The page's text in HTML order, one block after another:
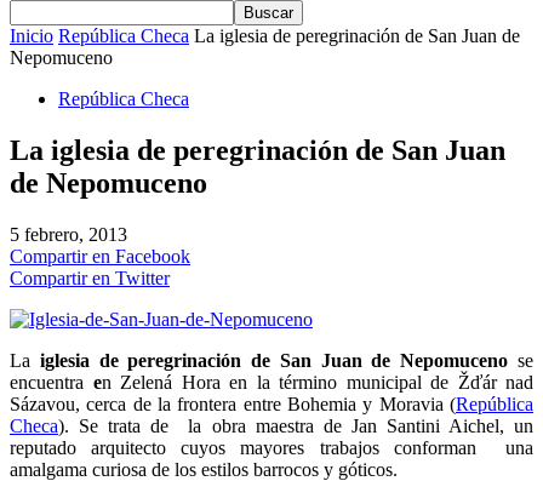
Inicio República Checa La iglesia de peregrinación de San Juan de
Nepomuceno
República Checa
La iglesia de peregrinación de San Juan
de Nepomuceno
5 febrero, 2013
Compartir en Facebook
Compartir en Twitter
La iglesia de peregrinación de San Juan de Nepomuceno se
encuentra en Zelená Hora en la término municipal de Žďár nad
Sázavou, cerca de la frontera entre Bohemia y Moravia (República
Checa). Se trata de la obra maestra de Jan Santini Aichel, un
reputado arquitecto cuyos mayores trabajos conforman una
amalgama curiosa de los estilos barrocos y góticos.